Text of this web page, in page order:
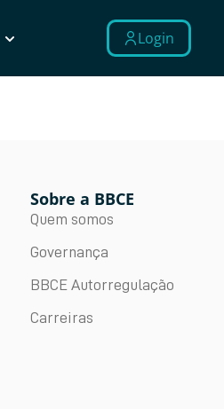
Login
Sobre a BBCE
Quem somos
Governança
BBCE Autorregulação
Carreiras